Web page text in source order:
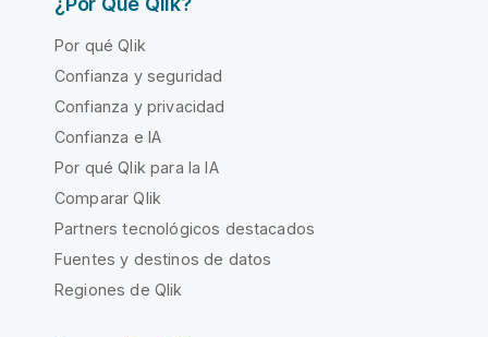
Por qué Qlik
Confianza y seguridad
Confianza y privacidad
Confianza e IA
Por qué Qlik para la IA
Comparar Qlik
Partners tecnológicos destacados
Fuentes y destinos de datos
Regiones de Qlik